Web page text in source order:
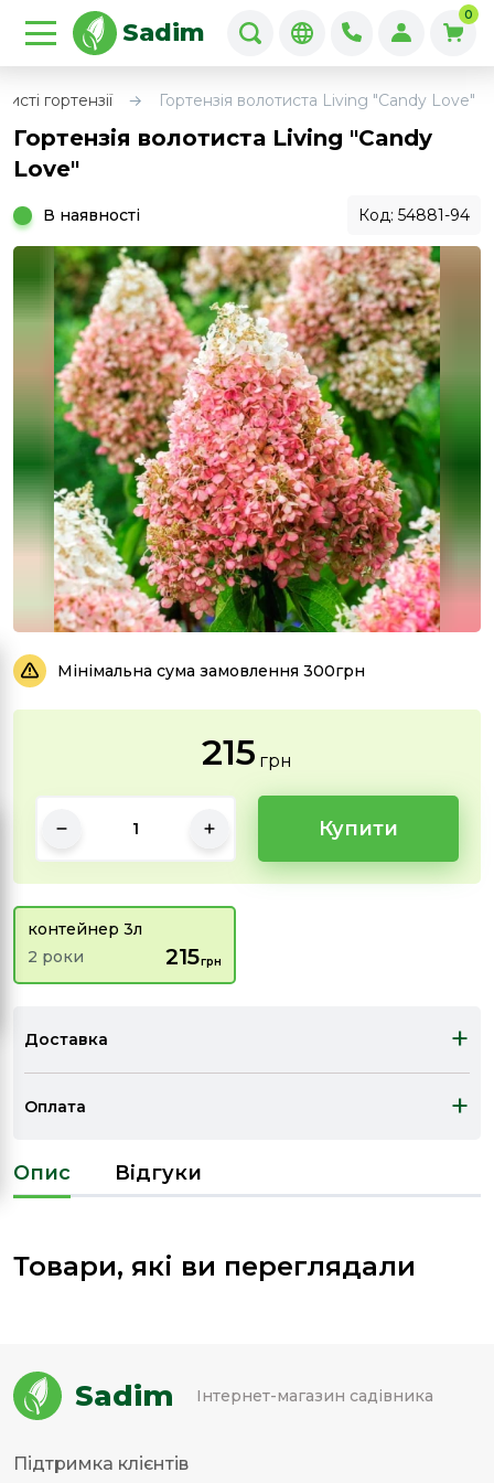
Sadim
0
гортензії Гортензія волотиста Living "Candy Love"
Гортензія волотиста Living "Candy
Love"
В наявності Код: 54881-94
Мінімальна сума замовлення 300грн
215 грн
Купити
контейнер 3л
2 роки
215грн
Доставка +
Оплата +
Опис Відгуки
Товари, які ви переглядали
Sadim Інтернет-магазин садівника
Підтримка клієнтів